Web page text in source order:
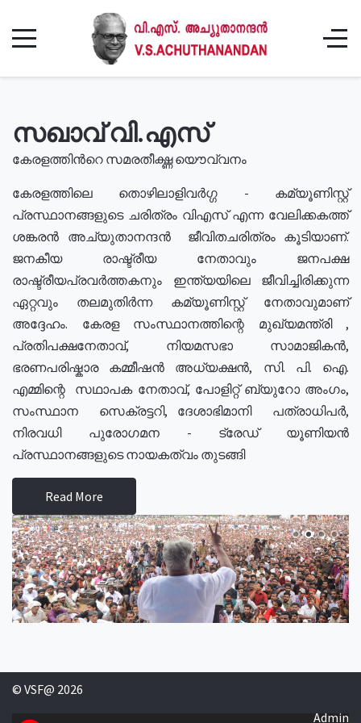
സഖാവ് വി.എസ്
കേരളത്തിൻറെ സമരതീക്ഷ്ണ യൌവ്വനം
കേരളത്തിലെ തൊഴിലാളിവർഗ്ഗ - കമ്യൂണിസ്റ്റ്
പ്രസ്ഥാനങ്ങളുടെ ചരിത്രം വിഎസ് എന്ന വേലിക്കകത്ത്
ശങ്കരൻ അച്യുതാനന്ദൻ ജീവിതചരിത്രം കൂടിയാണ്.
ജനകീയ രാഷ്ട്രീയ നേതാവും ജനപക്ഷ
രാഷ്ട്രീയപ്രവർത്തകനും ഇന്ത്യയിലെ ജീവിച്ചിരിക്കുന്ന
ഏറ്റവും തലമുതിർന്ന കമ്യൂണിസ്റ്റ് നേതാവുമാണ്
അദ്ദേഹം. കേരള സംസ്ഥാനത്തിന്റെ മുഖ്യമന്ത്രി ,
പ്രതിപക്ഷനേതാവ്, നിയമസഭാ സാമാജികൻ,
ഭരണപരിഷ്കാര കമ്മീഷൻ അധ്യക്ഷൻ, സി. പി. ഐ.
എമ്മിന്റെ സഥാപക നേതാവ്, പോളിറ്റ് ബ്യുറോ അംഗം,
സംസ്ഥാന സെക്രട്ടറി, ദേശാഭിമാനി പത്രാധിപർ,
നിരവധി പുരോഗമന - ട്രേഡ് യൂണിയൻ
പ്രസ്ഥാനങ്ങളുടെ നായകത്വം തുടങ്ങി
Read More
© VSF@ 2026
Admin